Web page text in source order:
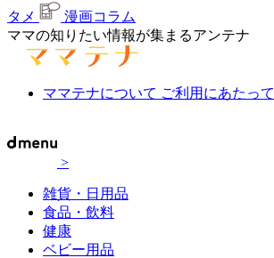
タメ
漫画コラム
ママの知りたい情報が集まるアンテナ
ママテナについて ご利用にあたって
>
雑貨・日用品
食品・飲料
健康
ベビー用品